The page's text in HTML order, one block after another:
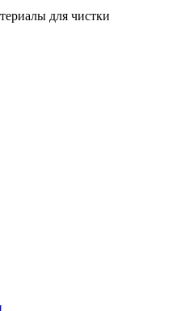
для чистки